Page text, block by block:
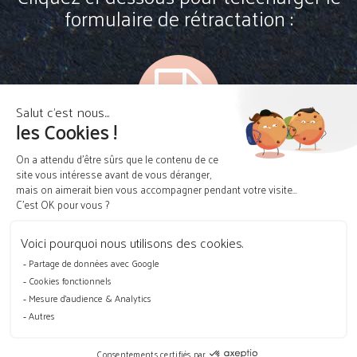
formulaire de rétractation :
PLAN DU SITE MENTIONS LÉGALES
POLITIQUE DE CONFIDENTIALITÉ
FORMULAIRE DE RÉTRACTATION